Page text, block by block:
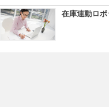
在庫連動ロ